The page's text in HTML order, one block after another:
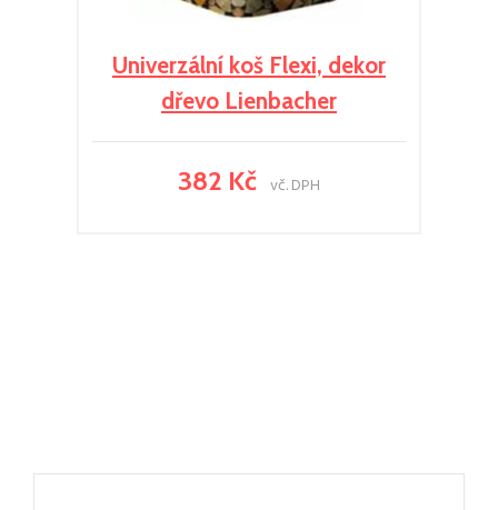
Univerzální koš Flexi, dekor
dřevo Lienbacher
382 Kč vč. DPH